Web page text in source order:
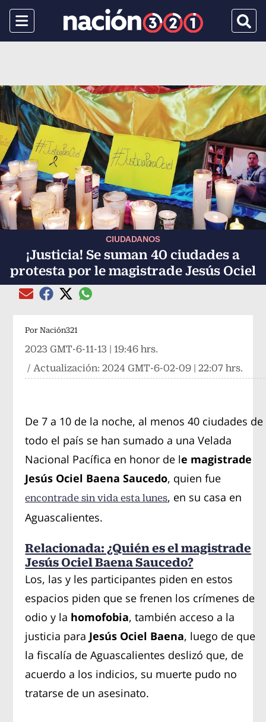
Menu
CIUDADANOS
¡Justicia! Se suman 40 ciudades a
protesta por le magistrade Jesús Ociel
Compartir el artículo actual mediante Email
Compartir el artículo actual mediante Facebook
Compartir el artículo actual mediante Twitter
Compartir el artículo actual mediante
Por Nación321
2023 GMT-6-11-13 | 19:46 hrs.
/ Actualización:2024 GMT-6-02-09 | 22:07 hrs.
De 7 a 10 de la noche, al menos 40 ciudades de
todo el país se han sumado a una Velada
Nacional Pacífica en honor de le magistrade
Jesús Ociel Baena Saucedo, quien fue
encontrade sin vida esta lunes, en su casa en
Aguascalientes.
Relacionada: ¿Quién es el magistrade
Jesús Ociel Baena Saucedo?
Los, las y les participantes piden en estos
espacios piden que se frenen los crímenes de
odio y la homofobia, también acceso a la
justicia para Jesús Ociel Baena, luego de que
la fiscalía de Aguascalientes deslizó que, de
acuerdo a los indicios, su muerte pudo no
tratarse de un asesinato.